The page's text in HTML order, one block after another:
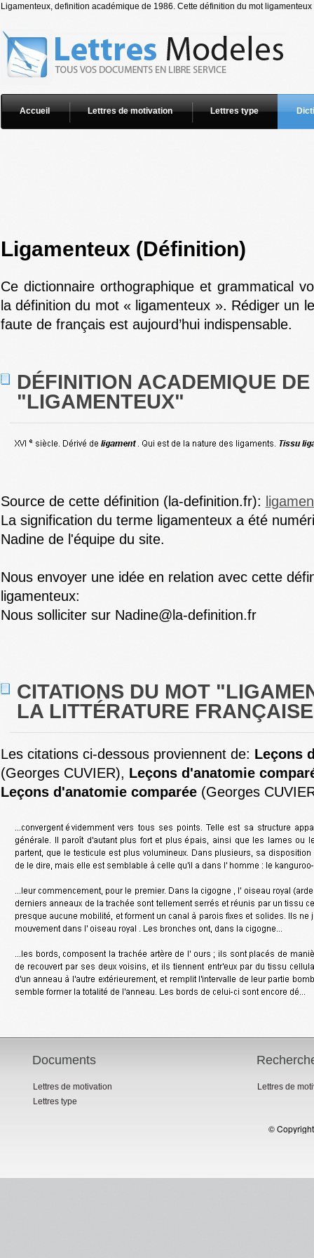
Ligamenteux, definition académique de 1986. Cette définition du mot
Accueil Lettres de motivation Lettres type
Ligamenteux (Définition)
Ce dictionnaire orthographique et grammatical
la définition du mot « ligamenteux ». Rédiger un
faute de français est aujourd’hui indispensable.
DÉFINITION ACADEMIQUE DE
"LIGAMENTEUX"
Source de cette définition (la-definition.fr):
La signification du terme ligamenteux a été
Nadine de l'équipe du site.
Nous envoyer une idée en relation avec cette
ligamenteux:
Nous solliciter sur Nadine@la-definition.fr
CITATIONS DU MOT
LA LITTÉRATURE
Les citations ci-dessous proviennent de: Leçons
(Georges CUVIER), Leçons d'anatomie
Leçons d'anatomie comparée(Georges
Documents
Lettres de motivation
Lettres type
Lettres de
©